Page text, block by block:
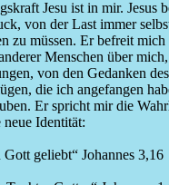
Jesu ist in mir. Jesus
von der Last immer
zu müssen. Er befreit mich
Menschen über
von den Gedanken
die ich angefangen
Er spricht mir die
Identität:
geliebt“ Johannes 3,16